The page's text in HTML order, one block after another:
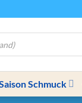
Schmuck